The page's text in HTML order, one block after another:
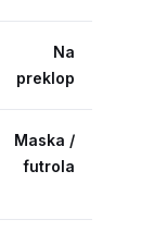
Na
preklop
Maska /
futrola